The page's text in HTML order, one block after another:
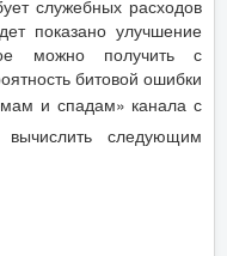
служебных расходов
показано улучшение
можно получить с
битовой ошибки
и спадам» канала с
следующим